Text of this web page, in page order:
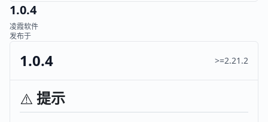
1.0.4
凌霞软件
发布于
1.0.4 >=2.21.2
⚠️ 提示